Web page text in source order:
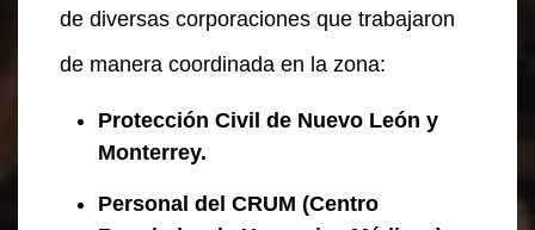
de diversas corporaciones que trabajaron
de manera coordinada en la zona:
Protección Civil de Nuevo León y
Monterrey.
Personal del CRUM (Centro